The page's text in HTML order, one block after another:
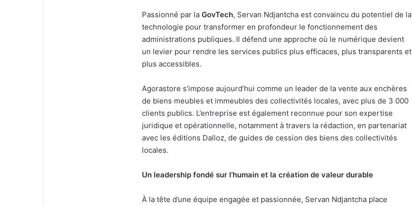
Passionné par la GovTech, Servan Ndjantcha est convaincu du potentiel de la
technologie pour transformer en profondeur le fonctionnement des
administrations publiques. Il défend une approche où le numérique devient
un levier pour rendre les services publics plus efficaces, plus transparents et
plus accessibles.
Agorastore s’impose aujourd’hui comme un leader de la vente aux enchères
de biens meubles et immeubles des collectivités locales, avec plus de 3 000
clients publics. L’entreprise est également reconnue pour son expertise
juridique et opérationnelle, notamment à travers la rédaction, en partenariat
avec les éditions Dalloz, de guides de cession des biens des collectivités
locales.
Un leadership fondé sur l’humain et la création de valeur durable
À la tête d’une équipe engagée et passionnée, Servan Ndjantcha place